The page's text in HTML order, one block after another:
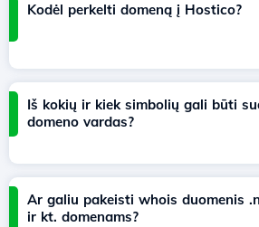
Kodėl perkelti domeną į Hostico?
Iš kokių ir kiek simbolių gali būti
domeno vardas?
Ar galiu pakeisti whois duomenis
ir kt. domenams?